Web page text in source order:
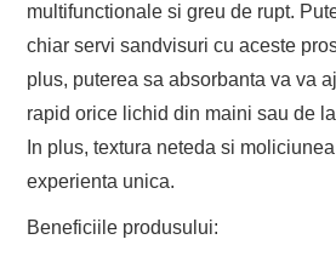
multifunctionale si greu de rupt.
chiar servi sandvisuri cu aceste
plus, puterea sa absorbanta va va
rapid orice lichid din maini sau de
In plus, textura neteda si
experienta unica.
Beneficiile produsului: